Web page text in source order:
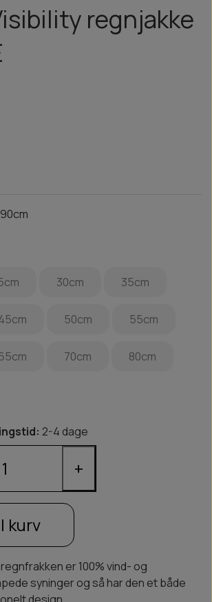
regnjakke
30cm 35cm
50cm 55cm
70cm 80cm
2-4 dage
+
kurv
er 100% vind- og
syninger og så har den et både